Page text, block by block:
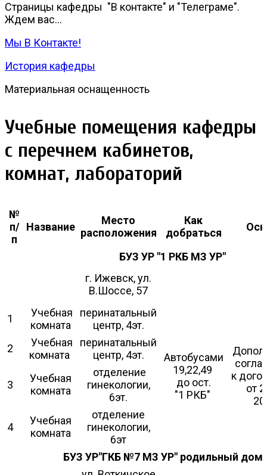
Страницы кафедры "В контакте" и "Телеграме".
Ждем вас...
Мы В Контакте!
История кафедры
Материальная оснащенность
Учебные помещения кафедры
с перечнем кабинетов,
комнат, лабораторий
№
п/
п
Название
Место
расположения
Как
добраться
БУЗ УР "1 РКБ МЗ УР"
г. Ижевск, ул.
В.Шоссе, 57
1
Учебная
комната
перинатальный
центр, 4эт.
Автобусами
19,22,49
до ост.
"1 РКБ"
к
от
2
Учебная
комната
перинатальный
центр, 4эт.
3
Учебная
комната
отделение
гинекологии,
6эт.
4
Учебная
комната
отделение
гинекологии,
6эт
БУЗ УР"ГКБ №7 МЗ УР" родильный